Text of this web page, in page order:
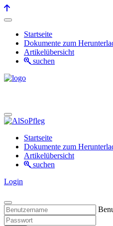
Startseite
Dokumente zum
Artikelübersicht
suchen
Startseite
Dokumente zum
Artikelübersicht
suchen
Login